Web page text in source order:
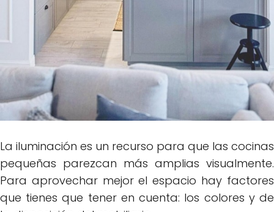
La iluminación es un recurso para que las cocinas
pequeñas parezcan más amplias visualmente.
Para aprovechar mejor el espacio hay factores
que tienes que tener en cuenta: los colores y de